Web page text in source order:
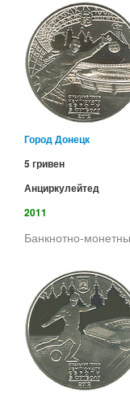
Город Донецк
5 гривен
Анциркулейтед
2011
Банкнотно-